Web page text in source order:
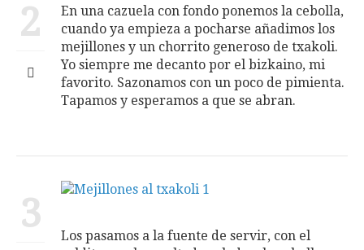
2
En una cazuela con fondo ponemos la cebolla,
cuando ya empieza a pocharse añadimos los
mejillones y un chorrito generoso de txakoli.
Yo siempre me decanto por el bizkaino, mi
favorito. Sazonamos con un poco de pimienta.
Tapamos y esperamos a que se abran.
3
Los pasamos a la fuente de servir, con el